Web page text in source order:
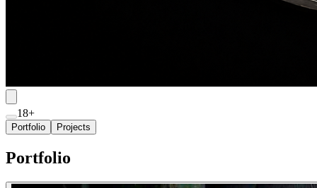
18+
Portfolio Projects
Portfolio